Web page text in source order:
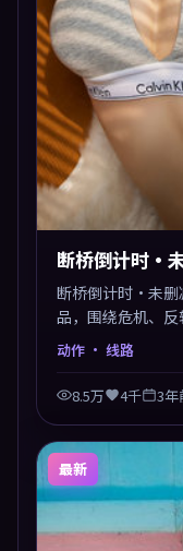
断桥倒计时·
断桥倒计时·未删
品，围绕危机、
值得推荐观看。
动作 · 线路
8.5万 4千 3年
最新